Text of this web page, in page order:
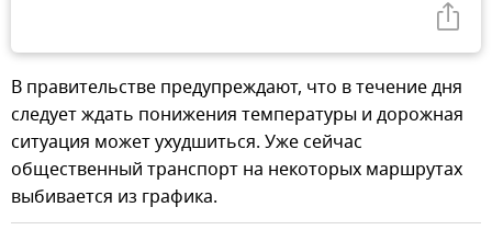
В правительстве предупреждают, что в течение дня
следует ждать понижения температуры и дорожная
ситуация может ухудшиться. Уже сейчас
общественный транспорт на некоторых маршрутах
выбивается из графика.